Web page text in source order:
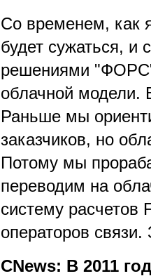
Со временем, как
будет сужаться, и
решениями
облачной модели.
Раньше мы
заказчиков, но
Потому мы
переводим на
систему расчетов
операторов
CNews: В 2011